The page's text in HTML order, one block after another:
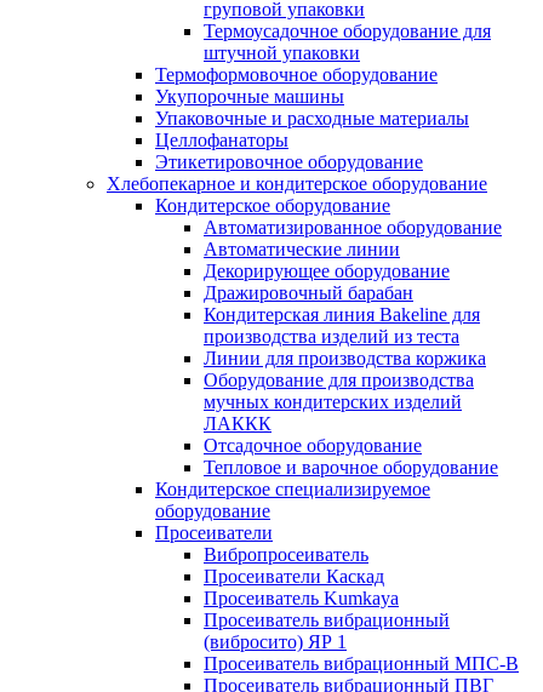
груповой упаковки
Термоусадочное оборудование для
штучной упаковки
Термоформовочное оборудование
Укупорочные машины
Упаковочные и расходные материалы
Целлофанаторы
Этикетировочное оборудование
Хлебопекарное и кондитерское оборудование
Кондитерское оборудование
Автоматизированное оборудование
Автоматические линии
Декорирующее оборудование
Дражировочный барабан
Кондитерская линия Bakeline для
производства изделий из теста
Линии для производства коржика
Оборудование для производства
мучных кондитерских изделий
ЛАККК
Отсадочное оборудование
Тепловое и варочное оборудование
Кондитерское специализируемое
оборудование
Просеиватели
Вибропросеиватель
Просеиватели Каскад
Просеиватель Kumkaya
Просеиватель вибрационный
(вибросито) ЯР 1
Просеиватель вибрационный МПС-В
Просеиватель вибрационный ПВГ